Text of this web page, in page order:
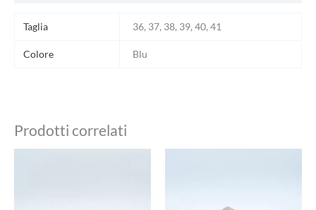
Taglia 36, 37, 38, 39, 40, 41
Colore Blu
Prodotti correlati